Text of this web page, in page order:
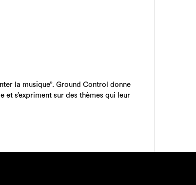
la musique”. Ground Control donne
et s’expriment sur des thèmes qui leur